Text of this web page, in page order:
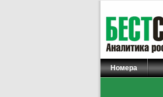
Номера